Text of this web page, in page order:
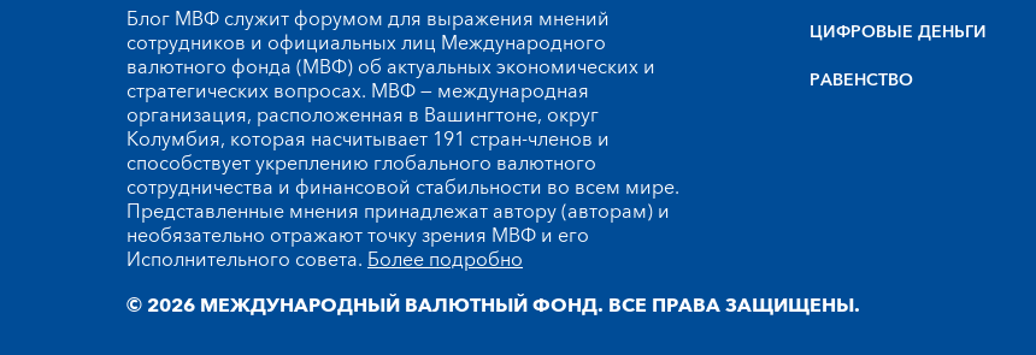
Блог МВФ служит форумом для выражения мнений
сотрудников и официальных лиц Международного
валютного фонда (МВФ) об актуальных экономических и
стратегических вопросах. МВФ — международная
организация, расположенная в Вашингтоне, округ
Колумбия, которая насчитывает 191 стран-членов и
способствует укреплению глобального валютного
сотрудничества и финансовой стабильности во всем мире.
Представленные мнения принадлежат автору (авторам) и
необязательно отражают точку зрения МВФ и его
Исполнительного совета.Более подробно
ЦИФРОВЫЕ ДЕНЬГИ
РАВЕНСТВО
© 2026 МЕЖДУНАРОДНЫЙ ВАЛЮТНЫЙ ФОНД. ВСЕ ПРАВА ЗАЩИЩЕНЫ.